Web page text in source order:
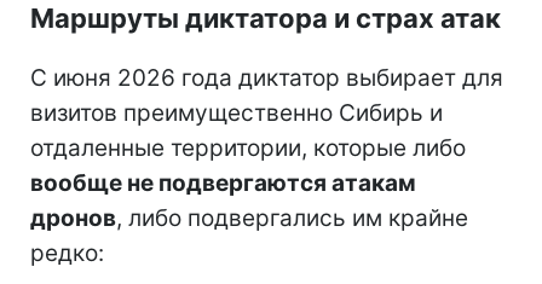
Маршруты диктатора и страх атак
С июня 2026 года диктатор выбирает для
визитов преимущественно Сибирь и
отдаленные территории, которые либо
вообще не подвергаются атакам
дронов, либо подвергались им крайне
редко: